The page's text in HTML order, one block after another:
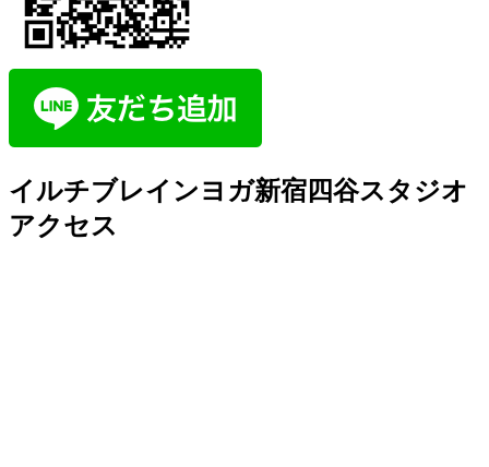
イルチブレインヨガ新宿四谷スタジオ
アクセス